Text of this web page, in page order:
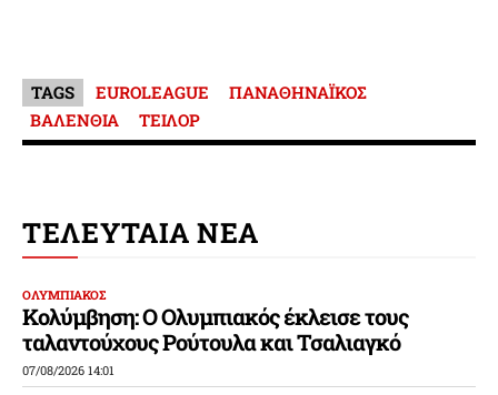
TAGS EUROLEAGUE
ΠΑΝΑΘΗΝΑΪΚΟΣ
ΒΑΛΕΝΘΙΑ
ΤΕΙΛΟΡ
ΤΕΛΕΥΤΑΙΑ ΝΕΑ
ΟΛΥΜΠΙΑΚΟΣ
Κολύμβηση: Ο Ολυμπιακός έκλεισε τους
ταλαντούχους Ρούτουλα και Τσαλιαγκό
07/08/2026 14:01